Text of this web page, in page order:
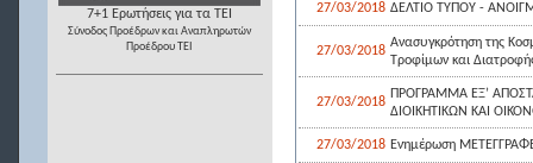
7+1 Ερωτήσεις για τα ΤΕΙ
Σύνοδος Προέδρων και Αναπληρωτών
Προέδρου ΤΕΙ
27/03/2018 ΔΕΛΤΙΟ ΤΥΠΟΥ -
27/03/2018
Ανασυγκρότηση της
Τροφίμων και
27/03/2018
ΠΡΟΓΡΑΜΜΑ ΕΞ’
ΔΙΟΙΚΗΤΙΚΩΝ ΚΑΙ
27/03/2018 Ενημέρωση